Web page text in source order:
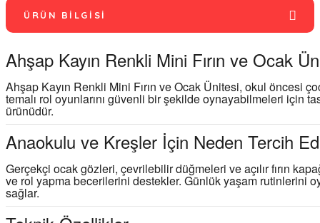
ÜRÜN BILGISI
Ahşap Kayın Renkli Mini Fırın ve Ocak
Ahşap Kayın Renkli Mini Fırın ve Ocak Ünitesi, okul öncesi
temalı rol oyunlarını güvenli bir şekilde oynayabilmeleri için
ürünüdür.
Anaokulu ve Kreşler İçin Neden Tercih
Gerçekçi ocak gözleri, çevrilebilir düğmeleri ve açılır fırın
ve rol yapma becerilerini destekler. Günlük yaşam rutinlerini
sağlar.